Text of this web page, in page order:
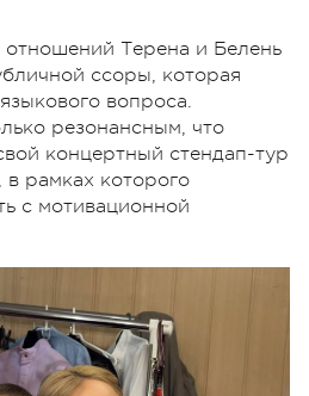
Терена и Белень
ссоры, которая
вопроса.
резонансным, что
концертный стендап-тур
рамках которого
с мотивационной